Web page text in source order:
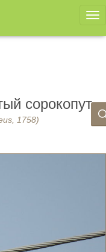
сорокопут
1758)